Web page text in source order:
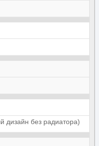
дизайн без радиатора)